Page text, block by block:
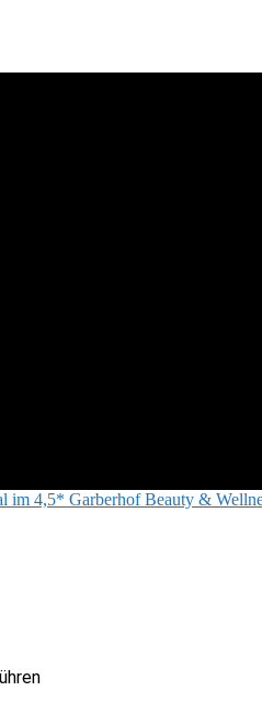
im 4,5* Garberhof Beauty &